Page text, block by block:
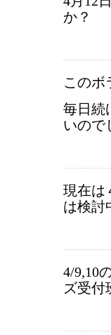
か？
このボ
毎日続
いので
現在は
は検討
4/9,10
ズ受付